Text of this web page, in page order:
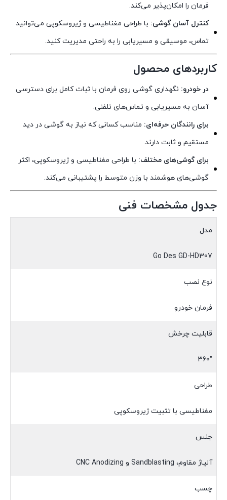
فرمان را امکان‌پذیر می‌کند.
کنترل آسان گوشی: با طراحی مغناطیسی و ژیروسکوپی می‌توانید
تماس، موسیقی و مسیریابی را به راحتی مدیریت کنید.
کاربردهای محصول
در خودرو: نگهداری گوشی روی فرمان با ثبات کامل برای دسترسی
آسان به مسیریابی و تماس‌های تلفنی.
برای رانندگان حرفه‌ای: مناسب کسانی که نیاز به گوشی در دید
مستقیم و ثابت دارند.
برای گوشی‌های مختلف: با طراحی مغناطیسی و ژیروسکوپی، اکثر
گوشی‌های هوشمند با وزن متوسط را پشتیبانی می‌کند.
جدول مشخصات فنی
مدل
Go Des GD-HD307
نوع نصب
فرمان خودرو
قابلیت چرخش
360°
طراحی
مغناطیسی با تثبیت ژیروسکوپی
جنس
آلیاژ مقاوم، Sandblasting و CNC Anodizing
چسب